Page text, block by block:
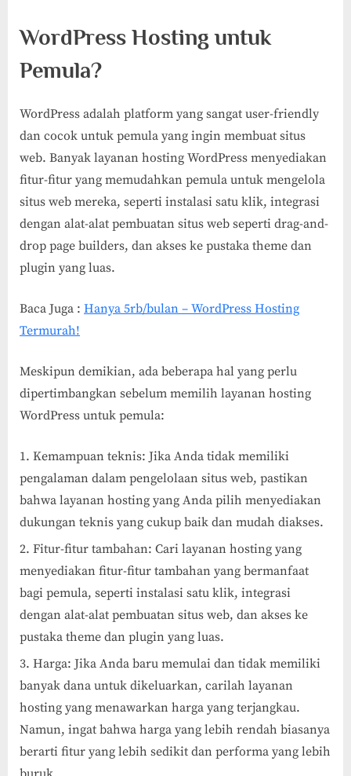
WordPress Hosting untuk
Pemula?
WordPress adalah platform yang sangat user-friendly
dan cocok untuk pemula yang ingin membuat situs
web. Banyak layanan hosting WordPress menyediakan
fitur-fitur yang memudahkan pemula untuk mengelola
situs web mereka, seperti instalasi satu klik, integrasi
dengan alat-alat pembuatan situs web seperti drag-and-
drop page builders, dan akses ke pustaka theme dan
plugin yang luas.
Baca Juga : Hanya 5rb/bulan – WordPress Hosting
Termurah!
Meskipun demikian, ada beberapa hal yang perlu
dipertimbangkan sebelum memilih layanan hosting
WordPress untuk pemula:
Kemampuan teknis: Jika Anda tidak memiliki
pengalaman dalam pengelolaan situs web, pastikan
bahwa layanan hosting yang Anda pilih menyediakan
dukungan teknis yang cukup baik dan mudah diakses.
Fitur-fitur tambahan: Cari layanan hosting yang
menyediakan fitur-fitur tambahan yang bermanfaat
bagi pemula, seperti instalasi satu klik, integrasi
dengan alat-alat pembuatan situs web, dan akses ke
pustaka theme dan plugin yang luas.
Harga: Jika Anda baru memulai dan tidak memiliki
banyak dana untuk dikeluarkan, carilah layanan
hosting yang menawarkan harga yang terjangkau.
Namun, ingat bahwa harga yang lebih rendah biasanya
berarti fitur yang lebih sedikit dan performa yang lebih